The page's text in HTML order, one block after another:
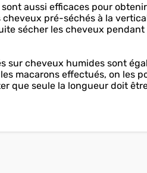
aussi efficaces pour
cheveux pré-séchés à la
sécher les cheveux
sur cheveux humides sont
macarons effectués, on les
que seule la longueur doit